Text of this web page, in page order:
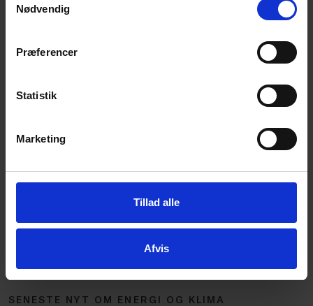
hjørne på websitet.
Nødvendig
Præferencer
Statistik
Marketing
Tillad alle
Afvis
”Med dagens udmelding understøtter regeringen,
danske hjem. Det er et vigtigt skridt, og nu ser vi
frem til det videre arbejde med at få endnu flere
sektorer over på grøn strøm. I den sammenhæng
energieffektiviseringsfradrag, som kan sætte
yderligere fart på virksomhedernes grønne
SENESTE NYT OM ENERGI OG KLIMA